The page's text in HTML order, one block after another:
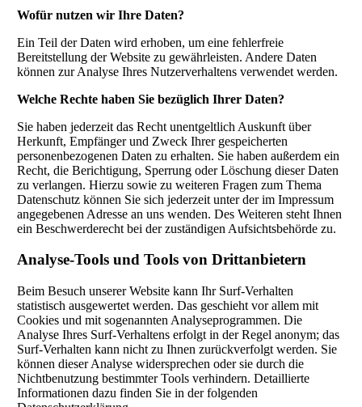
Wofür nutzen wir Ihre Daten?
Ein Teil der Daten wird erhoben, um eine fehlerfreie
Bereitstellung der Website zu gewährleisten. Andere Daten
können zur Analyse Ihres Nutzerverhaltens verwendet werden.
Welche Rechte haben Sie bezüglich Ihrer Daten?
Sie haben jederzeit das Recht unentgeltlich Auskunft über
Herkunft, Empfänger und Zweck Ihrer gespeicherten
personenbezogenen Daten zu erhalten. Sie haben außerdem ein
Recht, die Berichtigung, Sperrung oder Löschung dieser Daten
zu verlangen. Hierzu sowie zu weiteren Fragen zum Thema
Datenschutz können Sie sich jederzeit unter der im Impressum
angegebenen Adresse an uns wenden. Des Weiteren steht Ihnen
ein Beschwerderecht bei der zuständigen Aufsichtsbehörde zu.
Analyse-Tools und Tools von Drittanbietern
Beim Besuch unserer Website kann Ihr Surf-Verhalten
statistisch ausgewertet werden. Das geschieht vor allem mit
Cookies und mit sogenannten Analyseprogrammen. Die
Analyse Ihres Surf-Verhaltens erfolgt in der Regel anonym; das
Surf-Verhalten kann nicht zu Ihnen zurückverfolgt werden. Sie
können dieser Analyse widersprechen oder sie durch die
Nichtbenutzung bestimmter Tools verhindern. Detaillierte
Informationen dazu finden Sie in der folgenden